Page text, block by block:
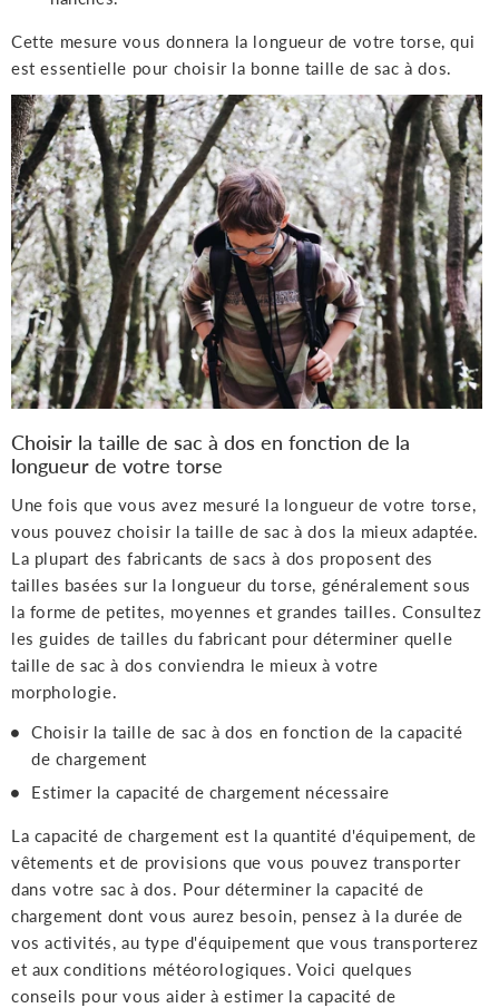
Cette mesure vous donnera la longueur de votre torse, qui
est essentielle pour choisir la bonne taille de sac à dos.
Choisir la taille de sac à dos en fonction de la
longueur de votre torse
Une fois que vous avez mesuré la longueur de votre torse,
vous pouvez choisir la taille de sac à dos la mieux adaptée.
La plupart des fabricants de sacs à dos proposent des
tailles basées sur la longueur du torse, généralement sous
la forme de petites, moyennes et grandes tailles. Consultez
les guides de tailles du fabricant pour déterminer quelle
taille de sac à dos conviendra le mieux à votre
morphologie.
Choisir la taille de sac à dos en fonction de la capacité
de chargement
Estimer la capacité de chargement nécessaire
La capacité de chargement est la quantité d'équipement, de
vêtements et de provisions que vous pouvez transporter
dans votre sac à dos. Pour déterminer la capacité de
chargement dont vous aurez besoin, pensez à la durée de
vos activités, au type d'équipement que vous transporterez
et aux conditions météorologiques. Voici quelques
conseils pour vous aider à estimer la capacité de